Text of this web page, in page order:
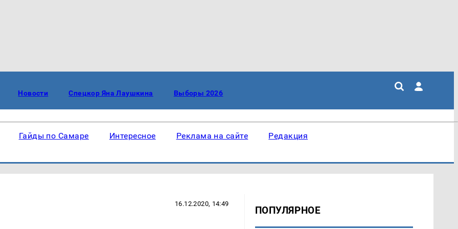
Новости Спецкор Яна Лаушкина Выборы 2026
Гайды по Самаре Интересное Реклама на сайте Редакция
16.12.2020, 14:49
ПОПУЛЯРНОЕ